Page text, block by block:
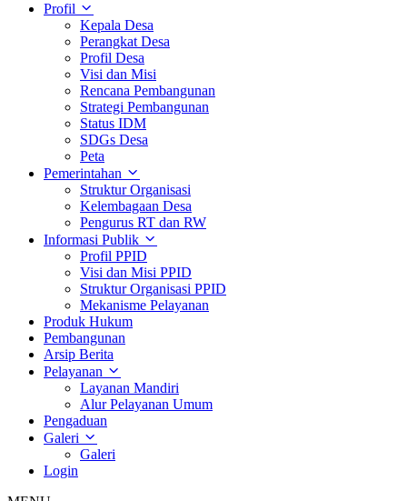
Profil
Kepala Desa
Perangkat Desa
Profil Desa
Visi dan Misi
Rencana Pembangunan
Strategi Pembangunan
Status IDM
SDGs Desa
Peta
Pemerintahan
Struktur Organisasi
Kelembagaan Desa
Pengurus RT dan RW
Informasi Publik
Profil PPID
Visi dan Misi PPID
Struktur Organisasi PPID
Mekanisme Pelayanan
Produk Hukum
Pembangunan
Arsip Berita
Pelayanan
Layanan Mandiri
Alur Pelayanan Umum
Pengaduan
Galeri
Galeri
Login